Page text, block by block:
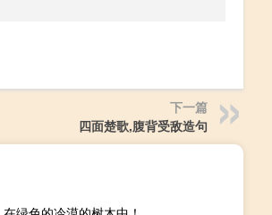
下一篇
四面楚歌,腹背受敌造句